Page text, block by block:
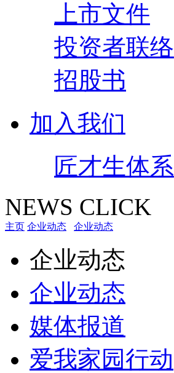
上市文件
投资者联络
招股书
加入我们
匠才生体系
NEWS CLICK
主页 企业动态 企业动态
企业动态
企业动态
媒体报道
爱我家园行动